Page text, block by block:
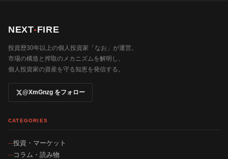
NEXT-FIRE
投資歴30年以上の個人投資家「なお」が運営。
市場の構造と搾取のメカニズムを解明し、
個人投資家の資産を守る知恵を発信する。
@XmGnzg をフォロー
CATEGORIES
投資・マーケット
コラム・読み物